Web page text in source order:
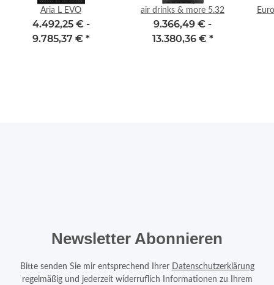
Aria L EVO
4.492,25 € -
9.785,37 € *
air drinks & more 5.32
9.366,49 € -
13.380,36 € *
Newsletter Abonnieren
Bitte senden Sie mir entsprechend Ihrer
Datenschutzerklärung
regelmäßig und jederzeit widerruflich Informationen zu Ihrem